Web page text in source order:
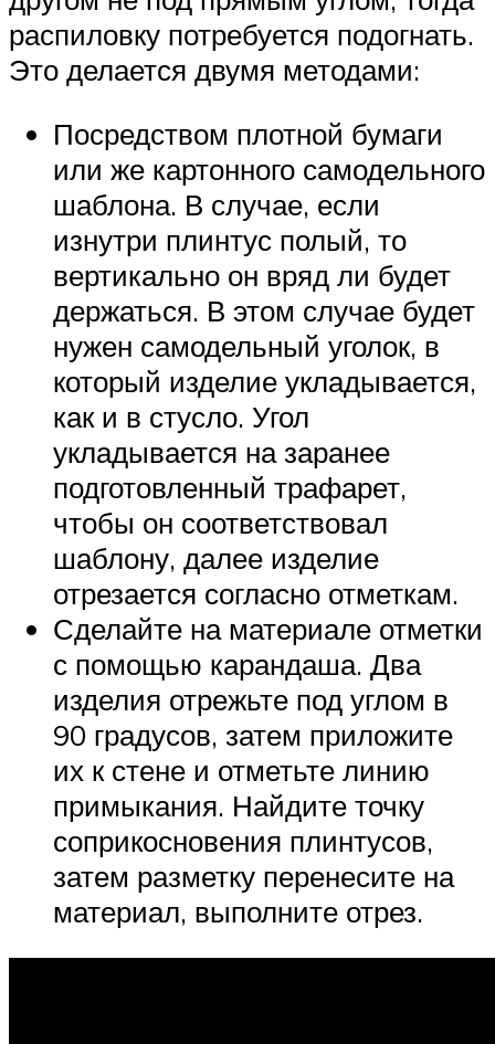
распиловку потребуется подогнать.
Это делается двумя методами:
Посредством плотной бумаги
или же картонного самодельного
шаблона. В случае, если
изнутри плинтус полый, то
вертикально он вряд ли будет
держаться. В этом случае будет
нужен самодельный уголок, в
который изделие укладывается,
как и в стусло. Угол
укладывается на заранее
подготовленный трафарет,
чтобы он соответствовал
шаблону, далее изделие
отрезается согласно отметкам.
Сделайте на материале отметки
с помощью карандаша. Два
изделия отрежьте под углом в
90 градусов, затем приложите
их к стене и отметьте линию
примыкания. Найдите точку
соприкосновения плинтусов,
затем разметку перенесите на
материал, выполните отрез.